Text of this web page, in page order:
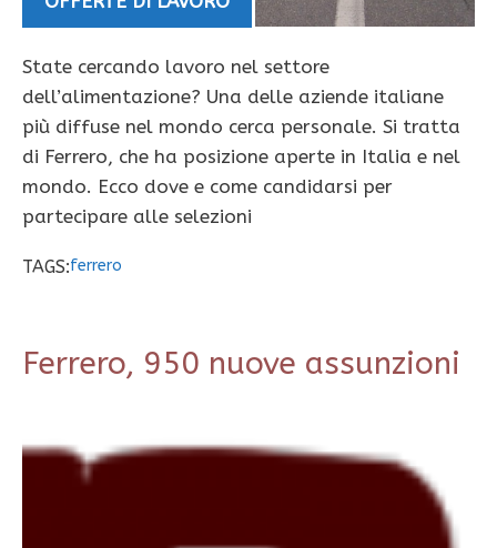
State cercando lavoro nel settore
dell’alimentazione? Una delle aziende italiane
più diffuse nel mondo cerca personale. Si tratta
di Ferrero, che ha posizione aperte in Italia e nel
mondo. Ecco dove e come candidarsi per
partecipare alle selezioni
TAGS:ferrero
Ferrero, 950 nuove assunzioni